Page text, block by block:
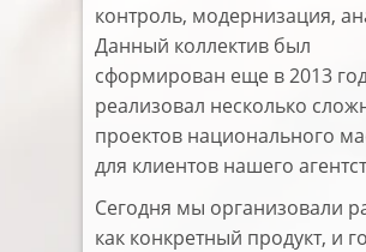
контроль, модернизация,
Данный коллектив был
сформирован еще в 2013
реализовал несколько
проектов национального
для клиентов нашего
Сегодня мы организовали
как конкретный продукт, и